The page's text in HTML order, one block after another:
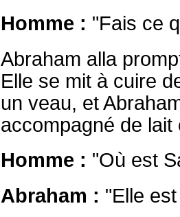
Homme : "Fais ce
Abraham alla
Elle se mit à cuire
un veau, et
accompagné de
Homme : "Où est
Abraham : "Elle